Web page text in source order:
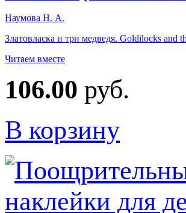
Наумова Н. А.
Златовласка и три медведя. Goldilocks and
Читаем вместе
106.00 руб.
В корзину